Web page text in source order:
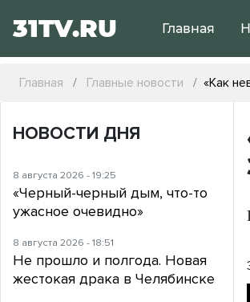
31TV.RU Главная
Главная Главные новости «Как
НОВОСТИ ДНЯ
8 августа 2026 - 19:25
«Черный-черный дым, что-то
ужасное очевидно»
8 августа 2026 - 18:51
Не прошло и полгода. Новая
жестокая драка в Челябинске